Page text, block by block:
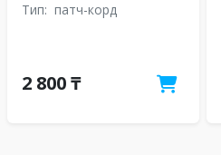
Тип: патч-корд
2 800 ₸